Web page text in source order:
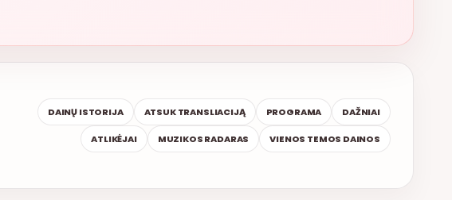
DAINŲ ISTORIJA ATSUK TRANSLIACIJĄ PROGRAMA DAŽNIAI
ATLIKĖJAI MUZIKOS RADARAS VIENOS TEMOS DAINOS